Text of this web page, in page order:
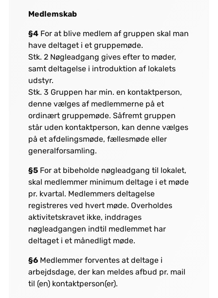
Medlemskab
§4For at blive medlem af gruppen skal man
have deltaget i et gruppemøde.
Stk. 2 Nøgleadgang gives efter to møder,
samt deltagelse i introduktion af lokalets
udstyr.
Stk. 3 Gruppen har min. en kontaktperson,
denne vælges af medlemmerne på et
ordinært gruppemøde. Såfremt gruppen
står uden kontaktperson, kan denne vælges
på et afdelingsmøde, fællesmøde eller
generalforsamling.
§5For at bibeholde nøgleadgang til lokalet,
skal medlemmer minimum deltage i et møde
pr. kvartal. Medlemmers deltagelse
registreres ved hvert møde. Overholdes
aktivitetskravet ikke, inddrages
nøgleadgangen indtil medlemmet har
deltaget i et månedligt møde.
§6Medlemmer forventes at deltage i
arbejdsdage, der kan meldes afbud pr. mail
til (en) kontaktperson(er).